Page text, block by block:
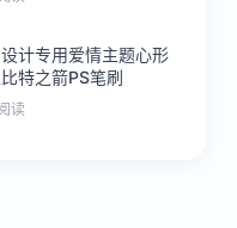
计专用爱情主题心形
特之箭PS笔刷
读